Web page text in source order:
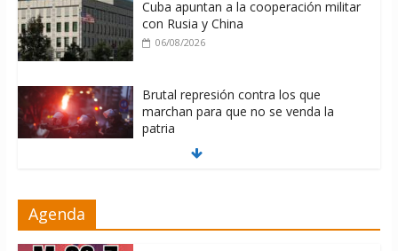
Cuba apuntan a la cooperación militar
con Rusia y China
06/08/2026
Brutal represión contra los que
marchan para que no se venda la
patria
06/08/2026
06/08/2026
Agenda